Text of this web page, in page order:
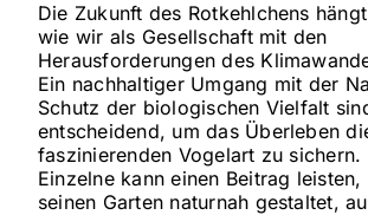
Die Zukunft des Rotkehlchens
wie wir als Gesellschaft mit den
Herausforderungen des
Ein nachhaltiger Umgang mit der
Schutz der biologischen Vielfalt
entscheidend, um das Überleben
faszinierenden Vogelart zu sichern.
Einzelne kann einen Beitrag
seinen Garten naturnah gestaltet,